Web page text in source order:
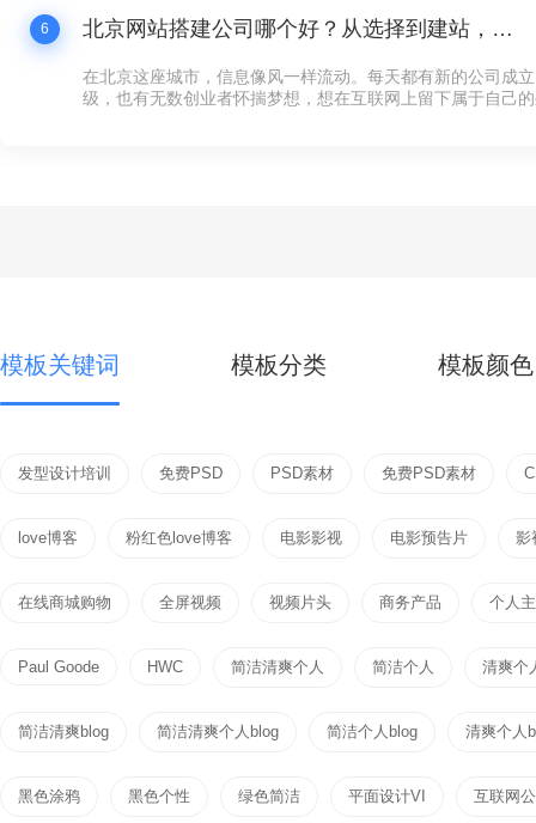
6 北京网站搭建公司哪个好？从选择到建站，这些你必须知道的事
在北京这座城市，信息像风一样流动。每天都有新的公司成
级，也有无数创业者怀揣梦想，想在互联网上留下属于自己
模板关键词 模板分类 模板颜色
发型设计培训 免费PSD PSD素材 免费PSD素材
love博客 粉红色love博客 电影影视 电影预告片 影
在线商城购物 全屏视频 视频片头 商务产品 个人
Paul Goode HWC 简洁清爽个人 简洁个人 清爽个
简洁清爽blog 简洁清爽个人blog 简洁个人blog 清爽个人
黑色涂鸦 黑色个性 绿色简洁 平面设计VI 互联网